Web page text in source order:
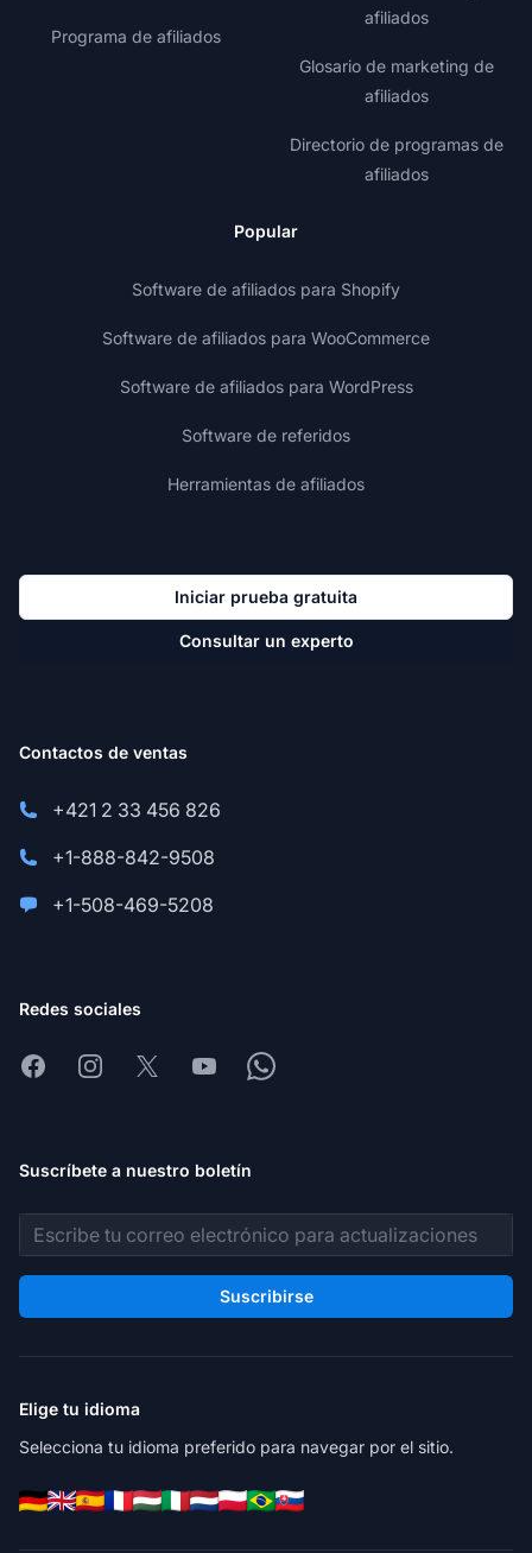
Programa de afiliados
afiliados
Glosario de marketing de
afiliados
Directorio de programas de
afiliados
Popular
Software de afiliados para Shopify
Software de afiliados para WooCommerce
Software de afiliados para WordPress
Software de referidos
Herramientas de afiliados
Iniciar prueba gratuita
Consultar un experto
Contactos de ventas
+421 2 33 456 826
+1-888-842-9508
+1-508-469-5208
Redes sociales
FacebookInstagram
X YoutubeWhatsapp
Suscríbete a nuestro boletín
Dirección de correo electrónico
Suscribirse
Elige tu idioma
Selecciona tu idioma preferido para navegar por el sitio.